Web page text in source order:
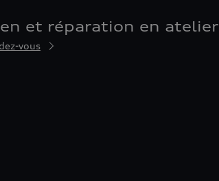
et réparation en atelier
vous